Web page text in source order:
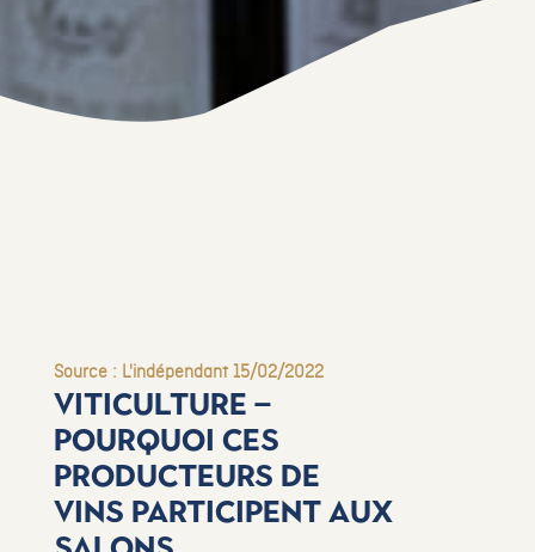
Source : L'indépendant 15/02/2022
Viticulture –
Pourquoi ces
producteurs de
vins participent aux